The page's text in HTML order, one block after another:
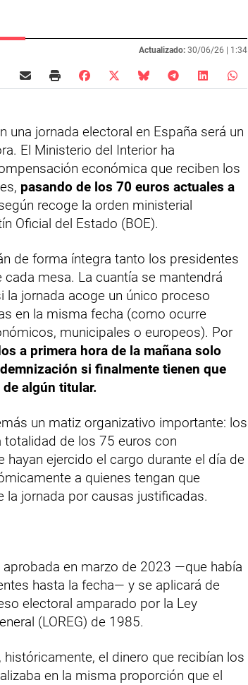
Actualizado: 30/06/26 | 1:34
una jornada electoral en España será un
El Ministerio del Interior ha
económica que reciben los
pasando de los 70 euros actuales a
recoge la orden ministerial
Oficial del Estado (BOE).
de forma íntegra tanto los presidentes
mesa. La cuantía se mantendrá
la jornada acoge un único proceso
en la misma fecha (como ocurre
municipales o europeos). Por
a primera hora de la mañana solo
si finalmente tienen que
algún titular.
un matiz organizativo importante: los
de los 75 euros con
ejercido el cargo durante el día de
a quienes tengan que
la jornada por causas justificadas.
en marzo de 2023 —que había
hasta la fecha— y se aplicará de
electoral amparado por la Ley
(LOREG) de 1985.
el dinero que recibían los
en la misma proporción que el